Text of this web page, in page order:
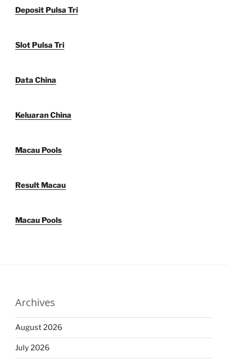
Deposit Pulsa Tri
Slot Pulsa Tri
Data China
Keluaran China
Macau Pools
Result Macau
Macau Pools
Archives
August 2026
July 2026